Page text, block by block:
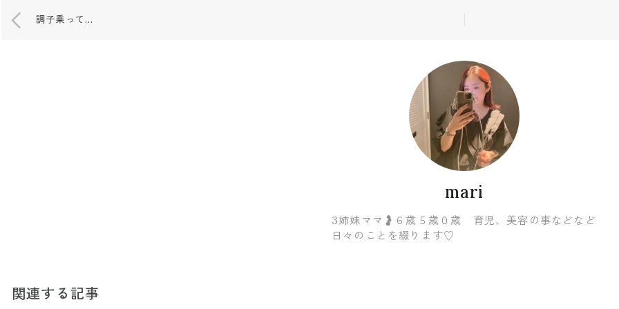
調子乗って…
mari
3姉妹ママ🤰６歳５歳０歳 育児、美容の事などなど
日々のことを綴ります♡
関連する記事